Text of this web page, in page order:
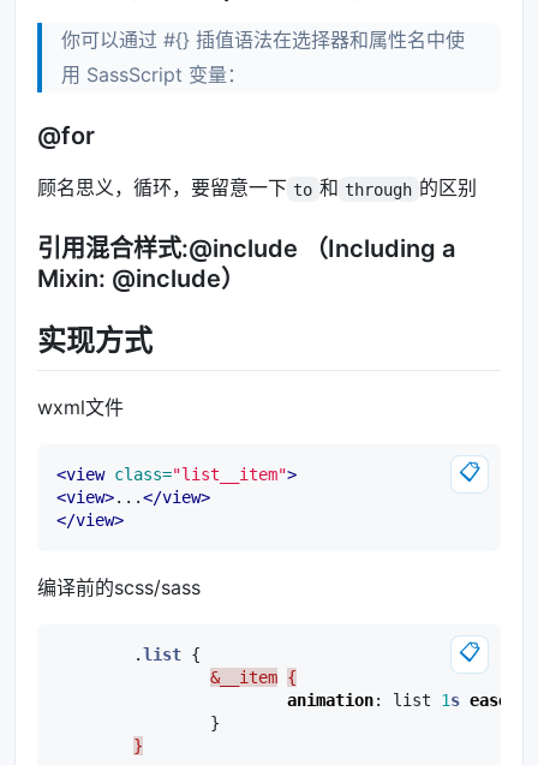
你可以通过 #{} 插值语法在选择器和属性名中使
用 SassScript 变量：
@for
顾名思义，循环，要留意一下 to 和 through 的区别
引用混合样式:@include （Including a
Mixin: @include）
实现方式
wxml文件
<view class="list__item">
<view>...</view>
</view>
📋
编译前的scss/sass
.list {
&__item {
animation: list 1s ease
}
}
📋